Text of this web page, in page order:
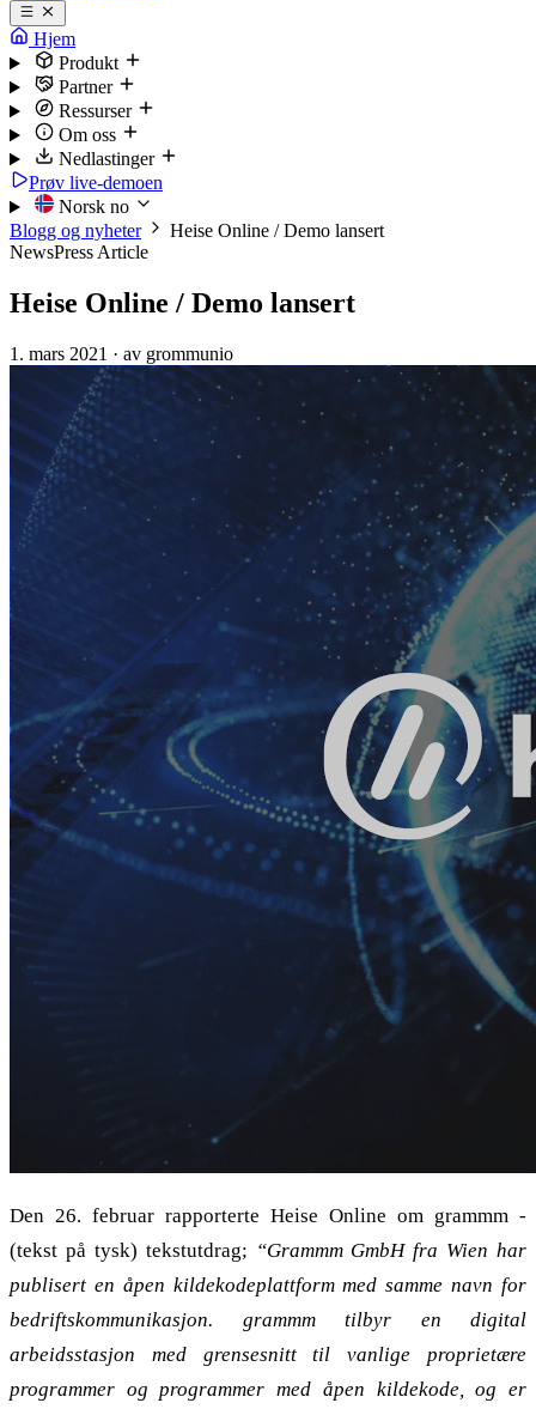
Hjem
Produkt
Partner
Ressurser
Om oss
Nedlastinger
Prøv live-demoen
Norsk no
Blogg og nyheter
Heise Online / Demo lansert
NewsPress Article
Heise Online / Demo lansert
1. mars 2021 · av grommunio
Den 26. februar rapporterte Heise Online om grammm -
(tekst på tysk) tekstutdrag; “Grammm GmbH fra Wien har
publisert en åpen kildekodeplattform med samme navn for
bedriftskommunikasjon. grammm tilbyr en digital
arbeidsstasjon med grensesnitt til vanlige proprietære
programmer og programmer med åpen kildekode, og er